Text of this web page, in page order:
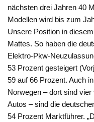
nächsten drei Jahren 40
Modellen wird bis zum
Unsere Position in
Mattes. So haben die
Elektro-Pkw-
53 Prozent gesteigert
59 auf 66 Prozent. Auch
Norwegen – dort sind
Autos – sind die
54 Prozent Marktführer.